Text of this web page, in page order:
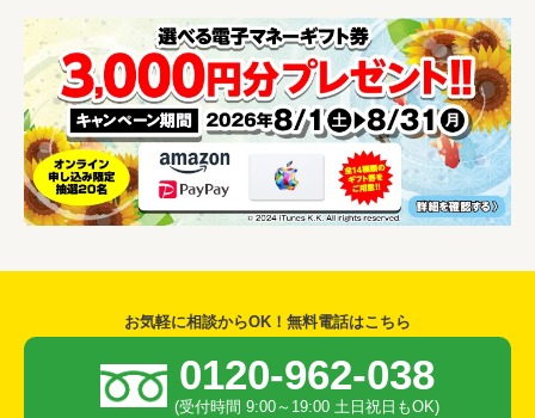
お気軽に相談からOK！無料電話はこちら
0120-962-038
(受付時間 9:00～19:00 土日祝日もOK)